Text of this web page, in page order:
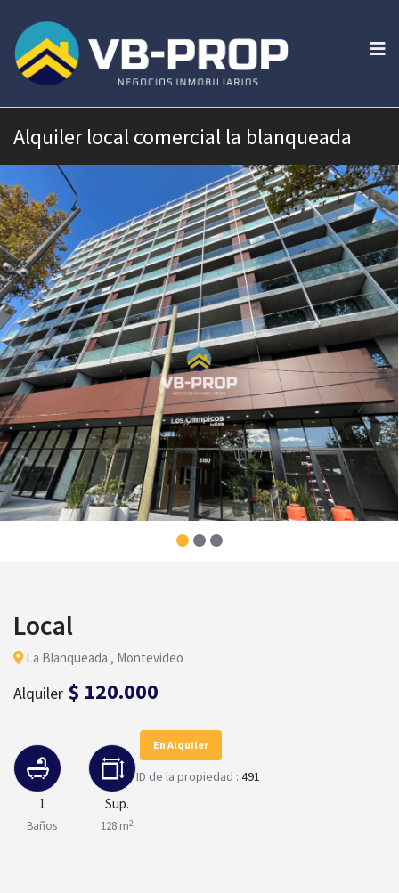
Alquiler local comercial la blanqueada
Local
La Blanqueada , Montevideo
Alquiler $ 120.000
1
Baños
Sup.
128 m2
En Alquiler
ID de la propiedad : 491